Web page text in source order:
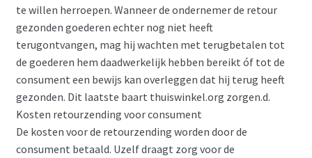
te willen herroepen. Wanneer de ondernemer de retour
gezonden goederen echter nog niet heeft
terugontvangen, mag hij wachten met terugbetalen tot
de goederen hem daadwerkelijk hebben bereikt óf tot de
consument een bewijs kan overleggen dat hij terug heeft
gezonden. Dit laatste baart thuiswinkel.org zorgen.d.
Kosten retourzending voor consument
De kosten voor de retourzending worden door de
consument betaald. Uzelf draagt zorg voor de